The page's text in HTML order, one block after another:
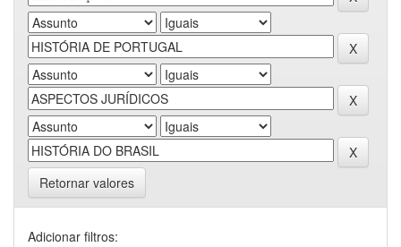
Retornar valores
Adicionar filtros: